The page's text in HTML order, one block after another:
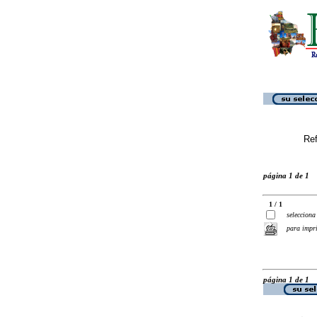
página 1 de 1
1 / 1
selecciona
para
página 1 de 1